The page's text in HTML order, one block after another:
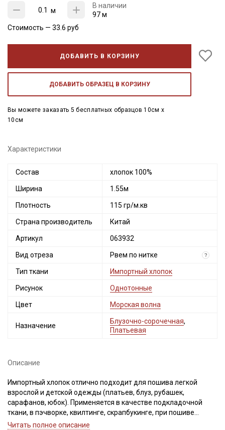
м
В наличии
97 м
Стоимость — 33.6 руб
ДОБАВИТЬ В КОРЗИНУ
ДОБАВИТЬ ОБРАЗЕЦ В КОРЗИНУ
Вы можете заказать 5 бесплатных образцов 10см x
10см
Характеристики
Состав хлопок 100%
Ширина 1.55м
Плотность 115 гр/м.кв
Страна производитель Китай
Артикул 063932
Вид отреза Рвем по нитке ?
Тип ткани Импортный хлопок
Рисунок Однотонные
Цвет Морская волна
Назначение
Блузочно-сорочечная,
Платьевая
Описание
Импортный хлопок отлично подходит для пошива легкой
взрослой и детской одежды (платьев, блуз, рубашек,
сарафанов, юбок). Применяется в качестве подкладочной
ткани, в пэчворке, квилтинге, скрапбукинге, при пошиве
текстильных игрушек.
Читать полное описание